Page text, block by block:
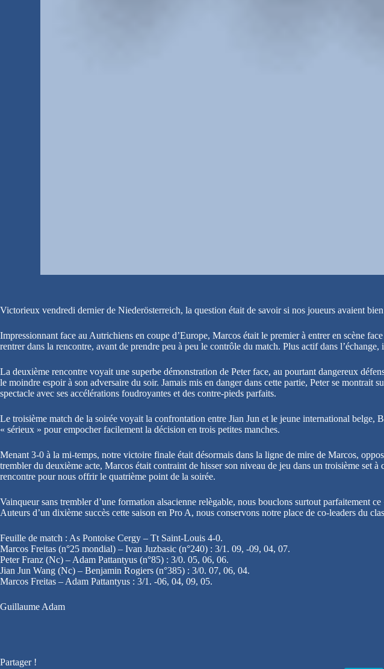
Victorieux vendredi dernier de Niederösterreich, la question était de savoir si nos joueurs avaient
Impressionnant face au Autrichiens en coupe d’Europe, Marcos était le premier à entrer en scène
rentrer dans la rencontre, avant de prendre peu à peu le contrôle du match. Plus actif dans
La deuxième rencontre voyait une superbe démonstration de Peter face, au pourtant dangereux
le moindre espoir à son adversaire du soir. Jamais mis en danger dans cette partie, Peter se
spectacle avec ses accélérations foudroyantes et des contre-pieds parfaits.
Le troisième match de la soirée voyait la confrontation entre Jian Jun et le jeune international belge,
« sérieux » pour empocher facilement la décision en trois petites manches.
Menant 3-0 à la mi-temps, notre victoire finale était désormais dans la ligne de mire de Marcos,
trembler du deuxième acte, Marcos était contraint de hisser son niveau de jeu dans un troisième
rencontre pour nous offrir le quatrième point de la soirée.
Vainqueur sans trembler d’une formation alsacienne relègable, nous bouclons surtout
Auteurs d’un dixième succès cette saison en Pro A, nous conservons notre place de co-leaders du
Feuille de match : As Pontoise Cergy – Tt Saint-Louis 4-0.
Marcos Freitas (n°25 mondial) – Ivan Juzbasic (n°240) : 3/1. 09, -09, 04, 07.
Peter Franz (Nc) – Adam Pattantyus (n°85) : 3/0. 05, 06, 06.
Jian Jun Wang (Nc) – Benjamin Rogiers (n°385) : 3/0. 07, 06, 04.
Marcos Freitas – Adam Pattantyus : 3/1. -06, 04, 09, 05.
Guillaume Adam
Partager !